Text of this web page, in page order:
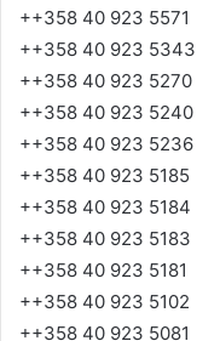
++358 40 923 5571
++358 40 923 5343
++358 40 923 5270
++358 40 923 5240
++358 40 923 5236
++358 40 923 5185
++358 40 923 5184
++358 40 923 5183
++358 40 923 5181
++358 40 923 5102
++358 40 923 5081